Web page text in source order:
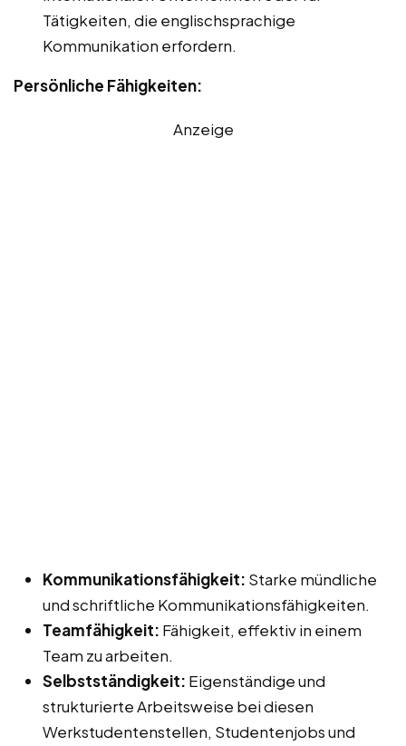
Tätigkeiten, die englischsprachige
Kommunikation erfordern.
Persönliche Fähigkeiten:
Anzeige
Kommunikationsfähigkeit: Starke mündliche
und schriftliche Kommunikationsfähigkeiten.
Teamfähigkeit: Fähigkeit, effektiv in einem
Team zu arbeiten.
Selbstständigkeit: Eigenständige und
strukturierte Arbeitsweise bei diesen
Werkstudentenstellen, Studentenjobs und